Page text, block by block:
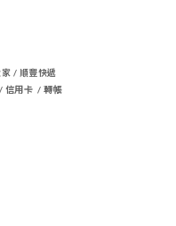
/ 順豐快遞
信用卡 / 轉帳